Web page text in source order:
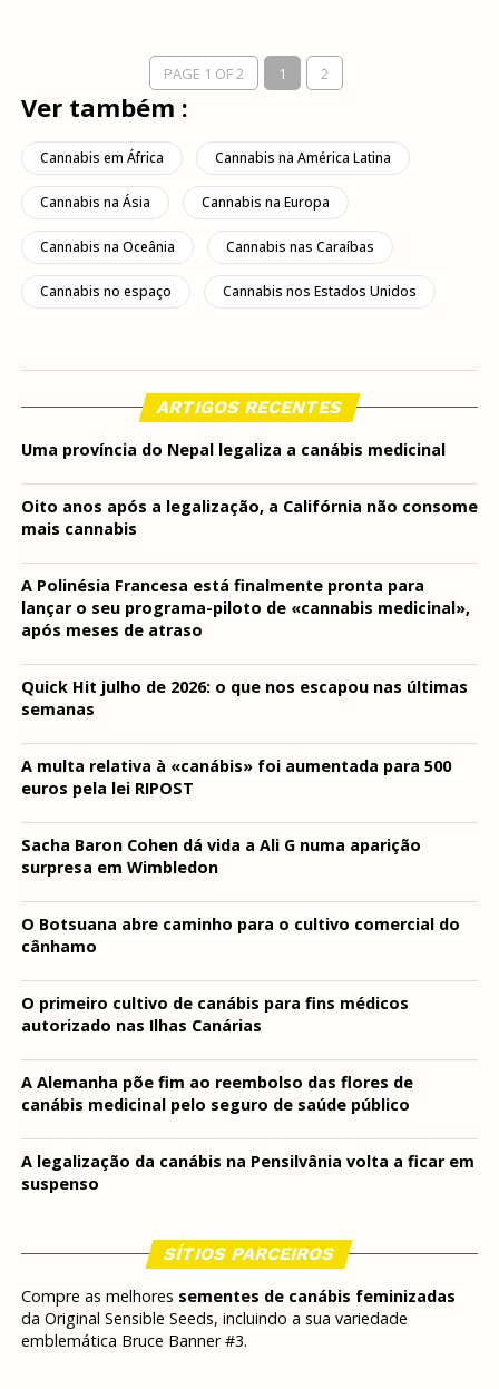
PAGE 1 OF 2 1 2
Ver também :
Cannabis em África Cannabis na América Latina
Cannabis na Ásia Cannabis na Europa
Cannabis na Oceânia Cannabis nas Caraíbas
Cannabis no espaço Cannabis nos Estados Unidos
ARTIGOS RECENTES
Uma província do Nepal legaliza a canábis medicinal
Oito anos após a legalização, a Califórnia não consome
mais cannabis
A Polinésia Francesa está finalmente pronta para
lançar o seu programa-piloto de «cannabis medicinal»,
após meses de atraso
Quick Hit julho de 2026: o que nos escapou nas últimas
semanas
A multa relativa à «canábis» foi aumentada para 500
euros pela lei RIPOST
Sacha Baron Cohen dá vida a Ali G numa aparição
surpresa em Wimbledon
O Botsuana abre caminho para o cultivo comercial do
cânhamo
O primeiro cultivo de canábis para fins médicos
autorizado nas Ilhas Canárias
A Alemanha põe fim ao reembolso das flores de
canábis medicinal pelo seguro de saúde público
A legalização da canábis na Pensilvânia volta a ficar em
suspenso
SÍTIOS PARCEIROS
Compre as melhores sementes de canábis feminizadas
da Original Sensible Seeds, incluindo a sua variedade
emblemática Bruce Banner #3.